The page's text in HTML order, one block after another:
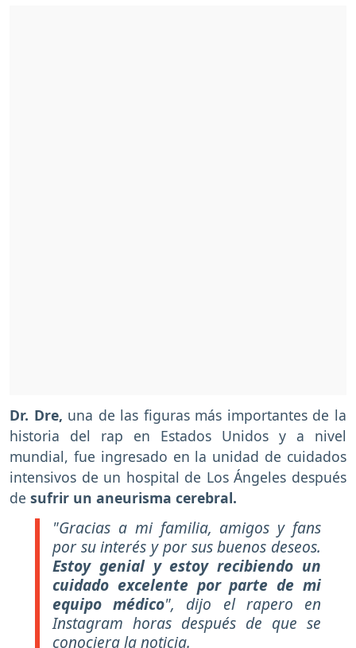
Dr. Dre, una de las figuras más importantes de la
historia del rap en Estados Unidos y a nivel
mundial, fue ingresado en la unidad de cuidados
intensivos de un hospital de Los Ángeles después
de sufrir un aneurisma cerebral.
"Gracias a mi familia, amigos y fans
por su interés y por sus buenos deseos.
Estoy genial y estoy recibiendo un
cuidado excelente por parte de mi
equipo médico", dijo el rapero en
Instagram horas después de que se
conociera la noticia.